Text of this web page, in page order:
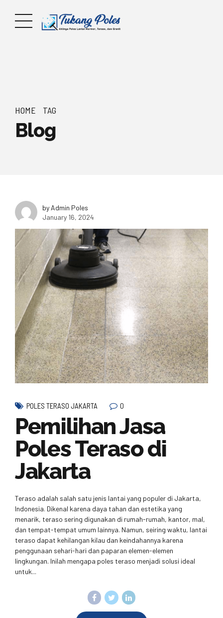
HOME TAG
Blog
by Admin Poles
January 16, 2024
POLES TERASO JAKARTA 0
Pemilihan Jasa
Poles Teraso di
Jakarta
Teraso adalah salah satu jenis lantai yang populer di Jakarta,
Indonesia. Dikenal karena daya tahan dan estetika yang
menarik, teraso sering digunakan di rumah-rumah, kantor, mal,
dan tempat-tempat umum lainnya. Namun, seiring waktu, lantai
teraso dapat kehilangan kilau dan keindahannya karena
penggunaan sehari-hari dan paparan elemen-elemen
lingkungan. Inilah mengapa poles teraso menjadi solusi ideal
untuk...